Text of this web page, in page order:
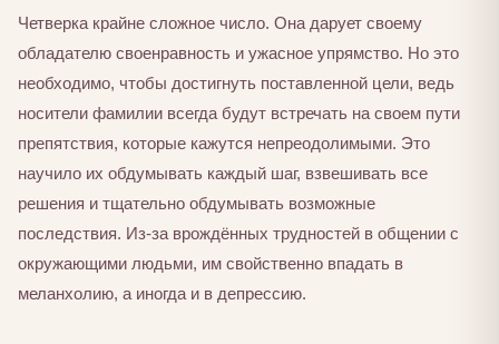
Четверка крайне сложное число. Она дарует своему
обладателю своенравность и ужасное упрямство. Но это
необходимо, чтобы достигнуть поставленной цели, ведь
носители фамилии всегда будут встречать на своем пути
препятствия, которые кажутся непреодолимыми. Это
научило их обдумывать каждый шаг, взвешивать все
решения и тщательно обдумывать возможные
последствия. Из-за врождённых трудностей в общении с
окружающими людьми, им свойственно впадать в
меланхолию, а иногда и в депрессию.